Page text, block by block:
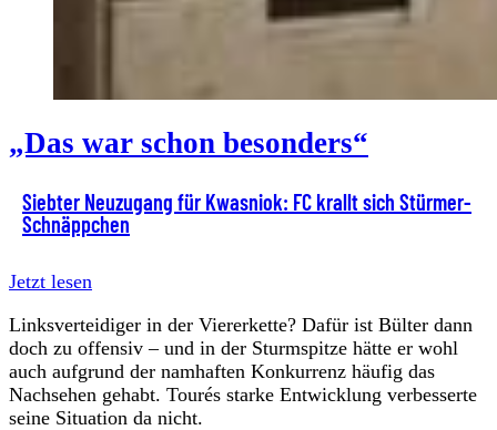
„Das war schon besonders“
Siebter Neuzugang für Kwasniok: FC krallt sich Stürmer-
Schnäppchen
Jetzt lesen
Linksverteidiger in der Viererkette? Dafür ist Bülter dann
doch zu offensiv – und in der Sturmspitze hätte er wohl
auch aufgrund der namhaften Konkurrenz häufig das
Nachsehen gehabt. Tourés starke Entwicklung verbesserte
seine Situation da nicht.